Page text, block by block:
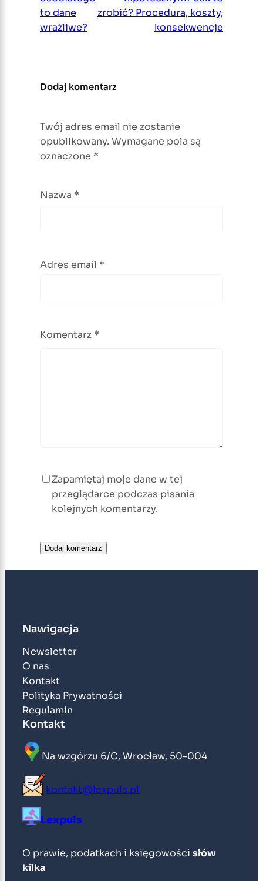
to dane
wrażliwe?
zrobić? Procedura, koszty,
konsekwencje
Dodaj komentarz
Twój adres email nie zostanie
opublikowany. Wymagane pola są
oznaczone *
Nazwa *
Adres email *
Komentarz *
Zapamiętaj moje dane w tej
przeglądarce podczas pisania
kolejnych komentarzy.
Nawigacja
Newsletter
O nas
Kontakt
Polityka Prywatności
Regulamin
Kontakt
Na wzgórzu 6/C, Wrocław, 50-004
kontakt@lexpuls.pl
Lexpuls
O prawie, podatkach i księgowości słów
kilka